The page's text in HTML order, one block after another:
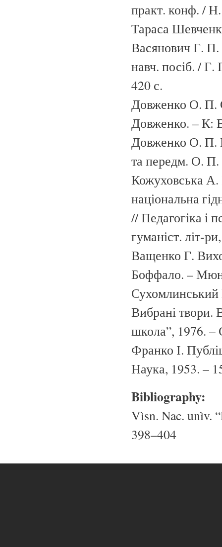
практ. конф. /
Тараса
Васянович Г. П.
навч. посіб. /
420 с.
Довженко О. П.
Довженко. – К:
Довженко О. П.
та передм. О.
Кожуховська А.
національна
// Педагогіка і
гуманіст. літ-
Ващенко Г.
Боффало. –
Вибрані твори.
школа”, 1976. –
Франко І.
Наука, 1953. –
Bibliography:
Vìsn. Nac. unìv.
398–404